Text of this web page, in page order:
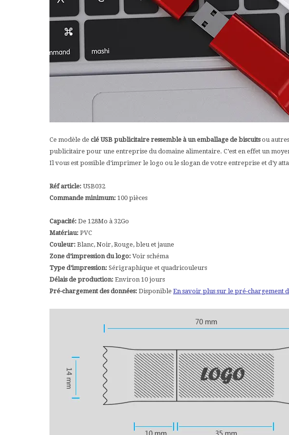
Ce modèle de clé USB publicitaire ressemble à un emballage de biscuitsou
publicitaire pour une entreprise du domaine alimentaire. C’est en effet un
Il vous est possible d’imprimer le logo ou le slogan de votre entreprise et d’y
Réf article: USB032
Commande minimum: 100 pièces
Capacité: De 128Mo à 32Go
Matériau: PVC
Couleur: Blanc, Noir, Rouge, bleu et jaune
Zone d’impression du logo: Voir schéma
Type d’impression: Sérigraphique et quadricouleurs
Délais de production: Environ 10 jours
Pré-chargement des données: Disponible En savoir plus sur le pré-chargement